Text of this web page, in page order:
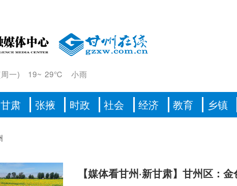
周一) 19~ 29℃ 小雨
甘肃 张掖 时政 社会 经济 教育 乡镇
【媒体看甘州·新甘肃】甘州区：